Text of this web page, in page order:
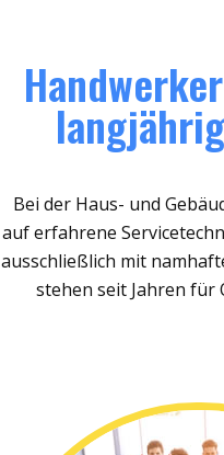
Bei der Haus- und
auf erfahrene
ausschließlich mit
stehen seit Jahren für